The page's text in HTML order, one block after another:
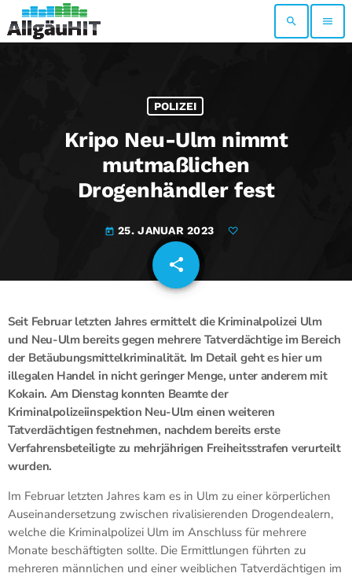
search menu
POLIZEI
Kripo Neu-Ulm nimmt
mutmaßlichen
Drogenhändler fest
today 25. JANUAR 2023
share
email
Seit Februar letzten Jahres ermittelt die Kriminalpolizei Ulm
und Neu-Ulm bereits gegen mehrere Tatverdächtige im Bereich
der Betäubungsmittelkriminalität. Im Detail geht es hier um
illegalen Handel in nicht geringer Menge, unter anderem mit
Kokain. Am Dienstag konnten Beamte der
Kriminalpolizeiinspektion Neu-Ulm einen weiteren
Tatverdächtigen festnehmen, nachdem bereits erste
Verfahrensbeteiligte zu mehrjährigen Freiheitsstrafen verurteilt
wurden.
Im Februar letzten Jahres kam es in Ulm zu einer körperlichen
Auseinandersetzung zwischen rivalisierenden Drogendealern,
welche die Kriminalpolizei Ulm im Anschluss für mehrere
Monate beschäftigten sollte. Die Ermittlungen führten zu
mehreren männlichen und einer weiblichen Tatverdächtigen im